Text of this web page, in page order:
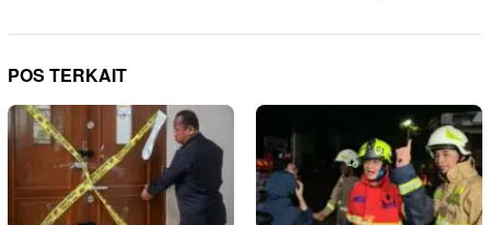
POS TERKAIT